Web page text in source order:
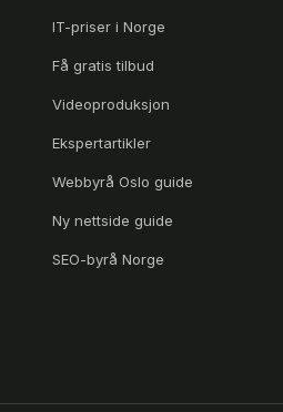
IT-priser i Norge
Få gratis tilbud
Videoproduksjon
Ekspertartikler
Webbyrå Oslo guide
Ny nettside guide
SEO-byrå Norge